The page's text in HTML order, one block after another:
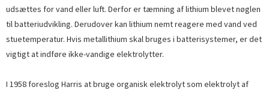
udsættes for vand eller luft. Derfor er tæmning af lithium blevet nøglen
til batteriudvikling. Derudover kan lithium nemt reagere med vand ved
stuetemperatur. Hvis metallithium skal bruges i batterisystemer, er det
vigtigt at indføre ikke-vandige elektrolytter.
I 1958 foreslog Harris at bruge organisk elektrolyt som elektrolyt af